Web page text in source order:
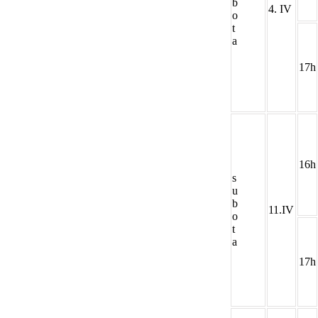
o
t
a
4. IV
17h
s
u
b
o
t
a
11.IV
16h
17h